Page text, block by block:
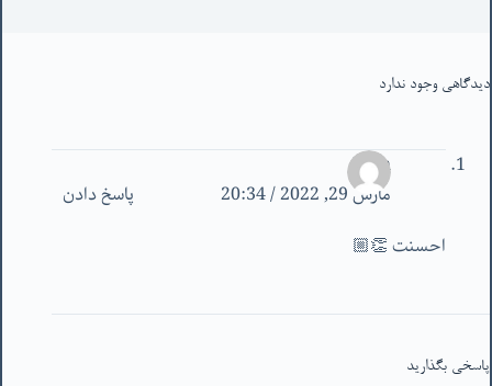
دیدگاهی وجود ندارد
Ram
مارس 29, 2022 / 20:34
پاسخ دادن
احسنت 👏🏼
پاسخی بگذارید